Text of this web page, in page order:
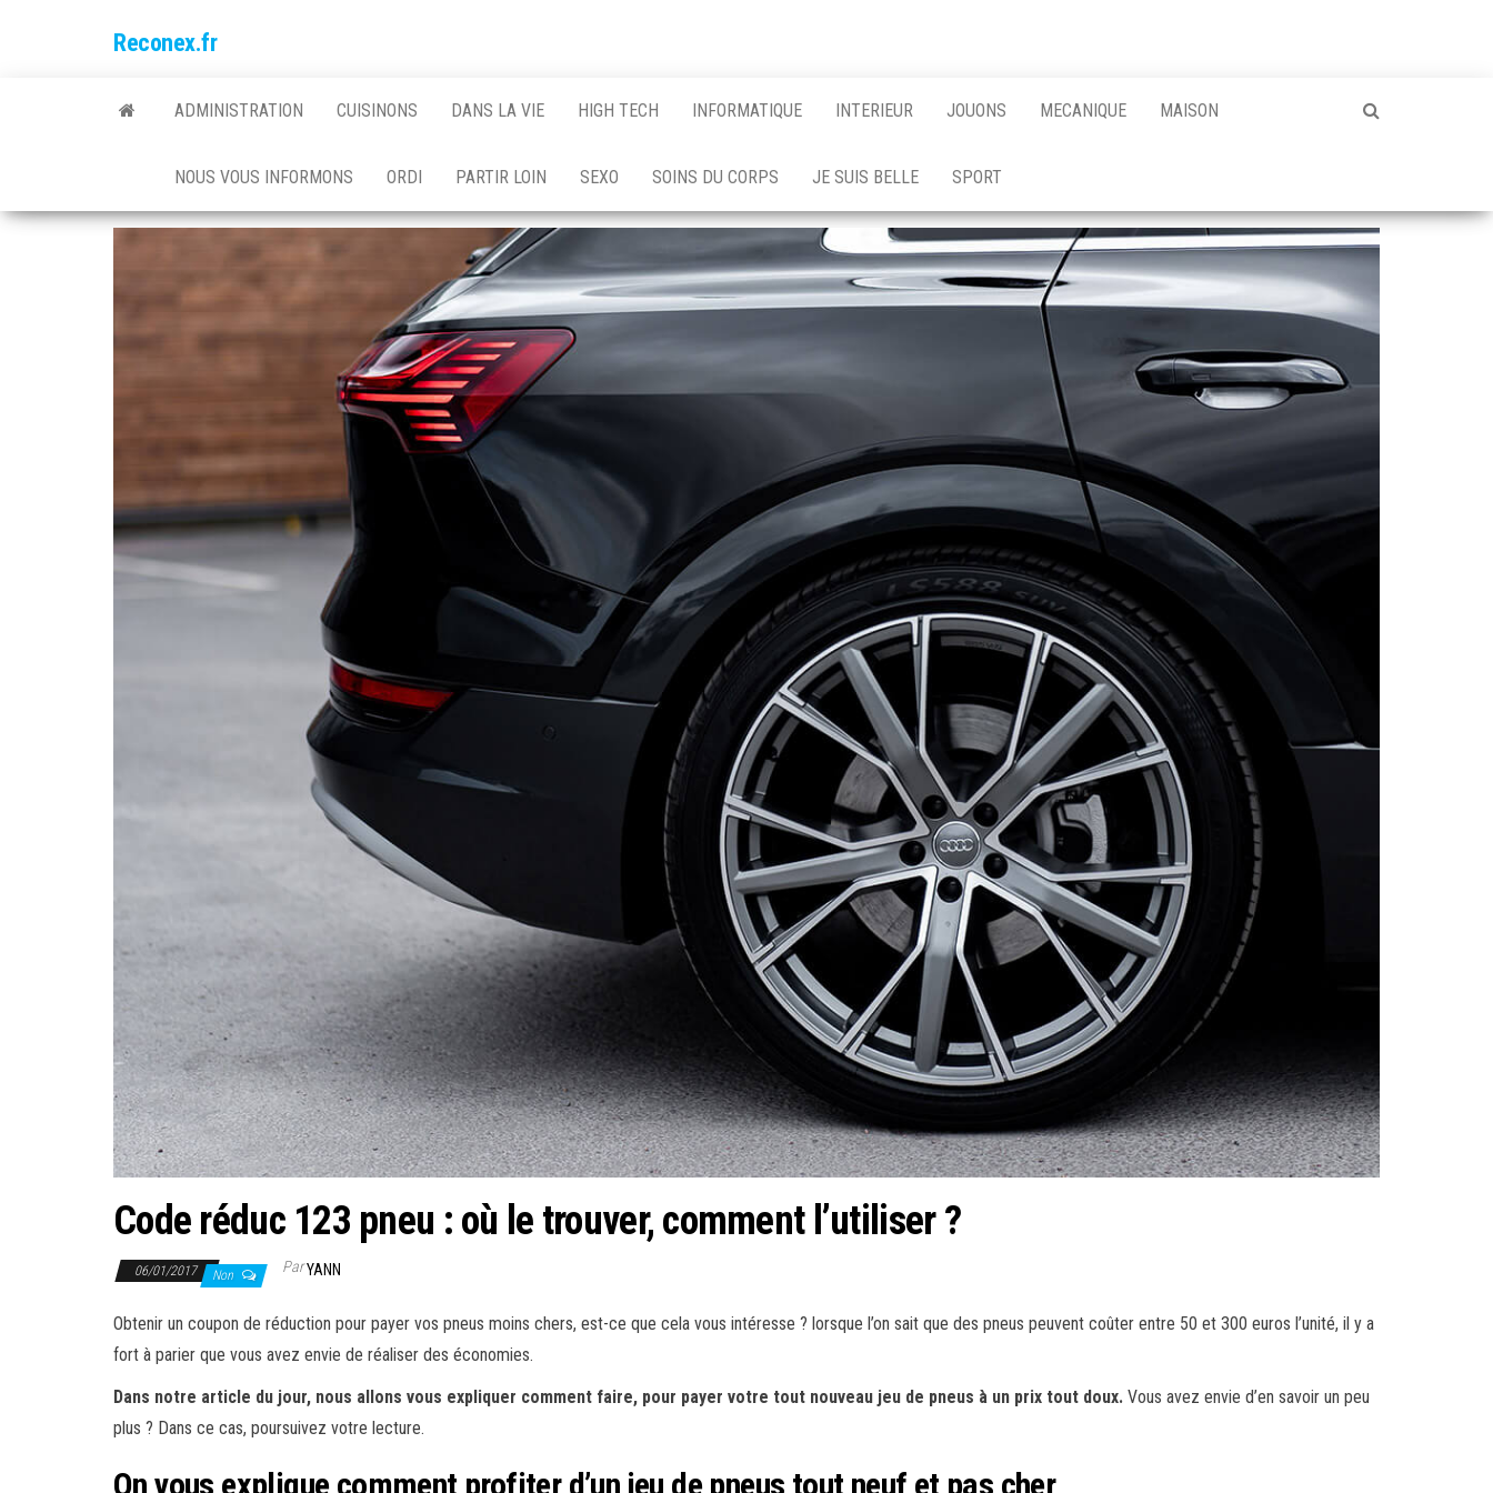
Reconex.fr
ADMINISTRATION CUISINONS DANS LA VIE HIGH TECH INFORMATIQUE INTERIEUR JOUONS MECANIQUE MAISON
NOUS VOUS INFORMONS ORDI PARTIR LOIN SEXO SOINS DU CORPS JE SUIS BELLE SPORT
Code réduc 123 pneu : où le trouver, comment l’utiliser ?
06/01/2017 Non ParYANN
Obtenir un coupon de réduction pour payer vos pneus moins chers, est-ce que cela vous intéresse ? lorsque l’on sait que des pneus peuvent coûter entre 50 et 300 euros l’unité, il y a
fort à parier que vous avez envie de réaliser des économies.
Dans notre article du jour, nous allons vous expliquer comment faire, pour payer votre tout nouveau jeu de pneus à un prix tout doux. Vous avez envie d’en savoir un peu
plus ? Dans ce cas, poursuivez votre lecture.
On vous explique comment profiter d’un jeu de pneus tout neuf et pas cher